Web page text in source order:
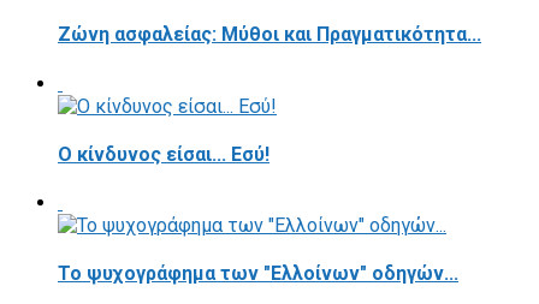
Ζώνη ασφαλείας: Μύθοι και Πραγματικότητα...
Ο κίνδυνος είσαι... Εσύ!
Το ψυχογράφημα των "Ελλοίνων" οδηγών...